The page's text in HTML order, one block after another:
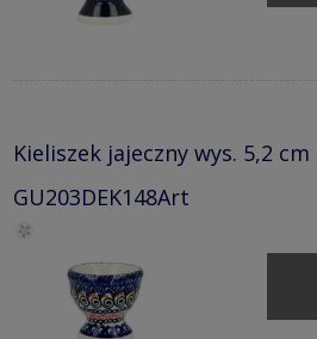
Kieliszek jajeczny wys. 5,2 cm
GU203DEK148Art